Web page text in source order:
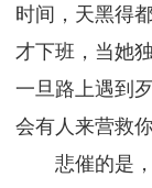
时间，天黑得
才下班，当她
一旦路上遇到
会有人来营救
悲催的是